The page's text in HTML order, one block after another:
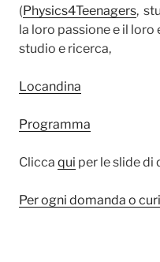
(Physics4Teenagers,
la loro passione e il
studio e ricerca,
Locandina
Programma
Clicca qui per le slide di
Per ogni domanda o